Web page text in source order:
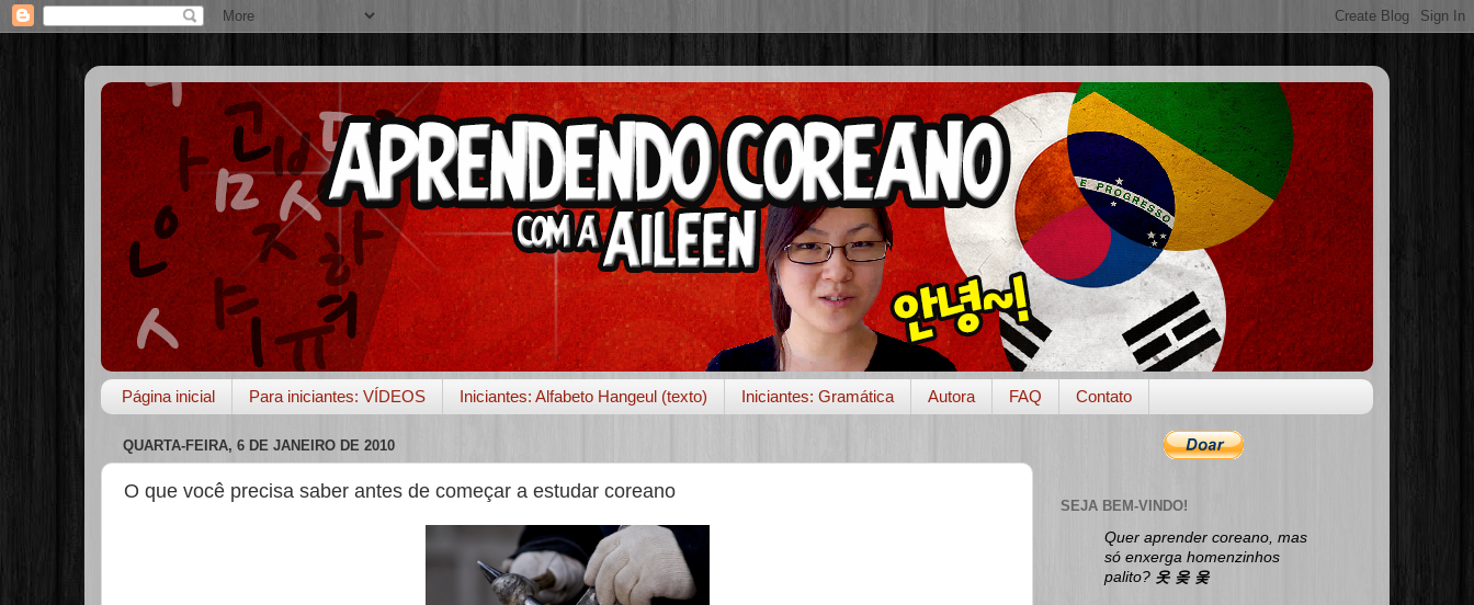
Página inicial Para iniciantes: VÍDEOS Iniciantes: Alfabeto Hangeul (texto) Iniciantes: Gramática Autora FAQ Contato
QUARTA-FEIRA, 6 DE JANEIRO DE 2010
O que você precisa saber antes de começar a estudar coreano
SEJA BEM-VINDO!
Quer aprender coreano, mas
só enxerga homenzinhos
palito? 옷 옺 웆